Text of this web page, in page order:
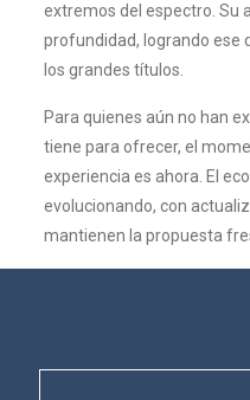
extremos del espectro. Su
profundidad, logrando ese
los grandes títulos.
Para quienes aún no han
tiene para ofrecer, el
experiencia es ahora. El
evolucionando, con
mantienen la propuesta